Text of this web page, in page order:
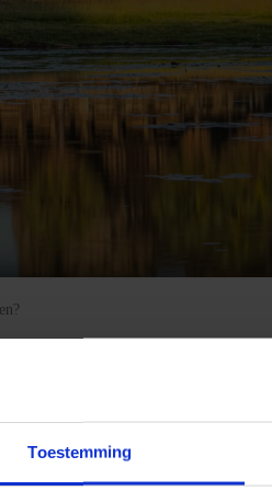
Toestemming
GROEPSREIZEN